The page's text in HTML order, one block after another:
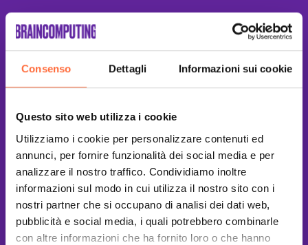
Consenso Dettagli Informazioni sui cookie
Questo sito web utilizza i cookie
Utilizziamo i cookie per personalizzare contenuti ed
annunci, per fornire funzionalità dei social media e per
analizzare il nostro traffico. Condividiamo inoltre
informazioni sul modo in cui utilizza il nostro sito con i
nostri partner che si occupano di analisi dei dati web,
pubblicità e social media, i quali potrebbero combinarle
con altre informazioni che ha fornito loro o che hanno